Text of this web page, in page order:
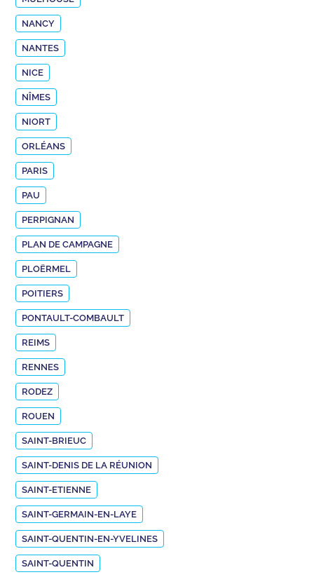
NANCY
NANTES
NICE
NÎMES
NIORT
ORLÉANS
PARIS
PAU
PERPIGNAN
PLAN DE CAMPAGNE
PLOËRMEL
POITIERS
PONTAULT-COMBAULT
REIMS
RENNES
RODEZ
ROUEN
SAINT-BRIEUC
SAINT-DENIS DE LA RÉUNION
SAINT-ETIENNE
SAINT-GERMAIN-EN-LAYE
SAINT-QUENTIN-EN-YVELINES
SAINT-QUENTIN